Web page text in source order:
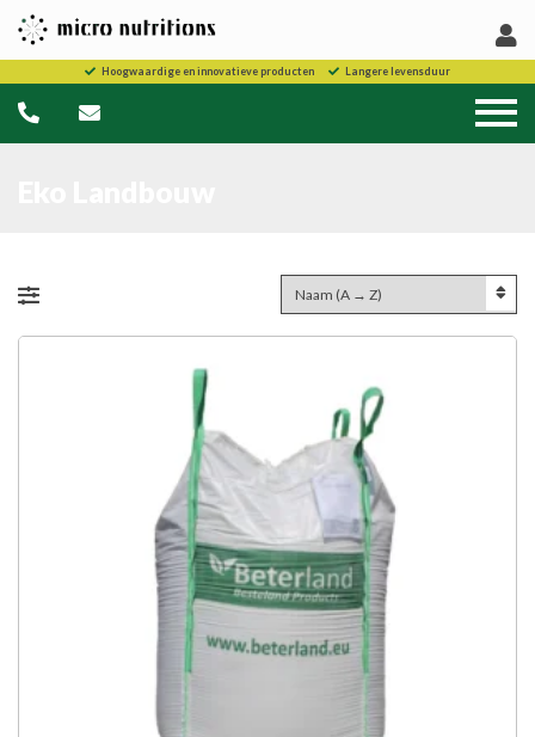
Hoogwaardige en innovatieve producten Langere levensduur